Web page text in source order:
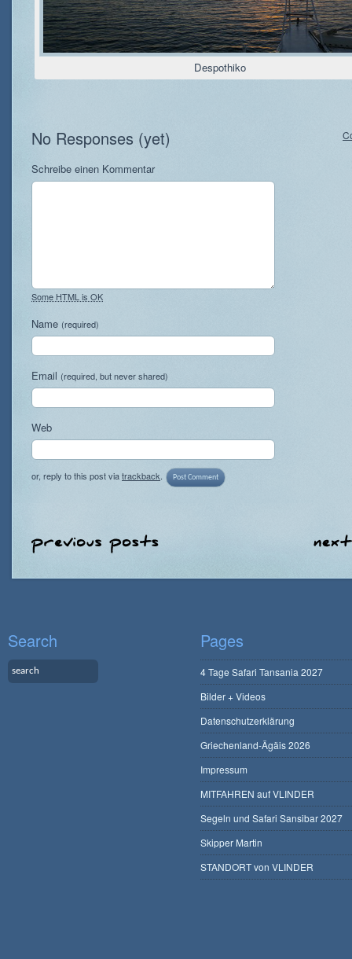
Despothiko
No Responses (yet)
Schreibe einen Kommentar
Some HTML is OK
Name (required)
Email (required, but never shared)
Web
or, reply to this post viatrackback
Search Pages
4 Tage Safari Tansania 2027
Bilder + Videos
Datenschutzerklärung
Griechenland-Ägäis 2026
Impressum
MITFAHREN auf VLINDER
Segeln und Safari Sansibar 2027
Skipper Martin
STANDORT von VLINDER